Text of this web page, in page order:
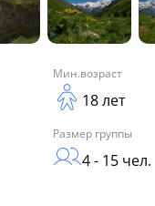
Мин.возраст
18 лет
Размер группы
4 - 15 чел.